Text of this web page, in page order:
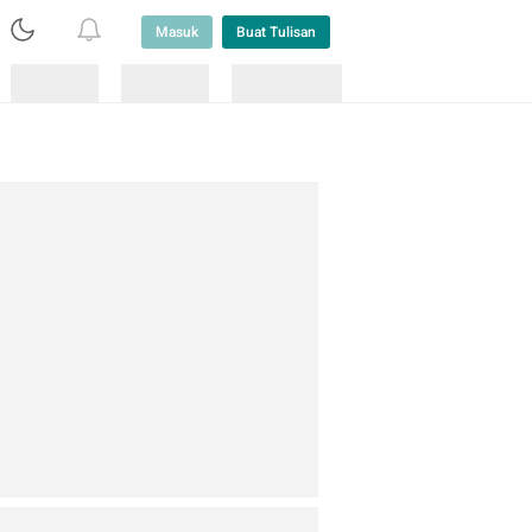
Masuk Buat Tulisan